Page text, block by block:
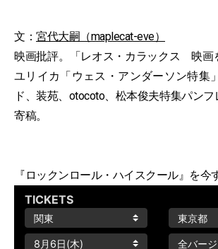
文： 宮代大嗣（maplecat-eve）
映画批評。「レオス・カラックス 映画
ユリイカ「ウェス・アンダーソン特集
ド、装苑、otocoto、松本俊夫特集パン
寄稿。
『ロックンロール・ハイスクール』を今